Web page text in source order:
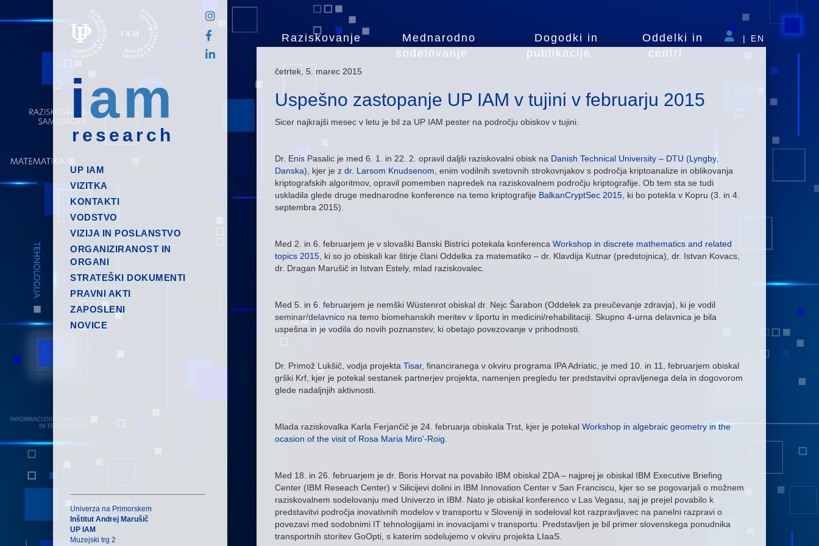
iam
research
Raziskovanje
Mednarodno
sodelovanje
Dogodki in
publikacije
Oddelki in
centri
| EN
UP IAM
VIZITKA
KONTAKTI
VODSTVO
VIZIJA IN POSLANSTVO
ORGANIZIRANOST IN
ORGANI
STRATEŠKI DOKUMENTI
PRAVNI AKTI
ZAPOSLENI
NOVICE
četrtek, 5. marec 2015
Uspešno zastopanje UP IAM v tujini v februarju 2015
Sicer najkrajši mesec v letu je bil za UP IAM pester na področju obiskov v tujini.
Dr. Enis Pasalic je med 6. 1. in 22. 2. opravil daljši raziskovalni obisk na Danish Technical University – DTU (Lyngby,
Danska) , kjer je z dr. Larsom Knudsenom , enim vodilnih svetovnih strokovnjakov s področja kriptoanalize in oblikovanja
kriptografskih algoritmov, opravil pomemben napredek na raziskovalnem področju kriptografije. Ob tem sta se tudi
uskladila glede druge mednarodne konference na temo kriptografije BalkanCryptSec 2015 , ki bo potekla v Kopru (3. in 4.
septembra 2015).
Med 2. in 6. februarjem je v slovaški Banski Bistrici potekala konferenca Workshop in discrete mathematics and related
topics 2015 , ki so jo obiskali kar štirje člani Oddelka za matematiko – dr. Klavdija Kutnar (predstojnica), dr. Istvan Kovacs,
dr. Dragan Marušič in Istvan Estely, mlad raziskovalec.
Med 5. in 6. februarjem je nemški Wüstenrot obiskal dr. Nejc Šarabon (Oddelek za preučevanje zdravja), ki je vodil
seminar/delavnico na temo biomehanskih meritev v športu in medicini/rehabilitaciji. Skupno 4-urna delavnica je bila
uspešna in je vodila do novih poznanstev, ki obetajo povezovanje v prihodnosti.
Dr. Primož Lukšič, vodja projekta Tisar, financiranega v okviru programa IPA Adriatic, je med 10. in 11, februarjem obiskal
grški Krf, kjer je potekal sestanek partnerjev projekta, namenjen pregledu ter predstavitvi opravljenega dela in dogovorom
glede nadaljnjih aktivnosti.
Mlada raziskovalka Karla Ferjančič je 24. februarja obiskala Trst, kjer je potekal Workshop in algebraic geometry in the
ocasion of the visit of Rosa Maria Miro'-Roig
Med 18. in 26. februarjem je dr. Boris Horvat na povabilo IBM obiskal ZDA – najprej je obiskal IBM Executive Briefing
Center (IBM Reseach Center) v Silicijevi dolini in IBM Innovation Center v San Franciscu, kjer so se pogovarjali o možnem
raziskovalnem sodelovanju med Univerzo in IBM. Nato je obiskal konferenco v Las Vegasu, saj je prejel povabilo k
predstavitvi področja inovativnih modelov v transportu v Sloveniji in sodeloval kot razpravljavec na panelni razpravi o
povezavi med sodobnimi IT tehnologijami in inovacijami v transportu. Predstavljen je bil primer slovenskega ponudnika
transportnih storitev GoOpti, s katerim sodelujemo v okviru projekta LIaaS.
Univerza na Primorskem
Inštitut Andrej Marušič
UP IAM
Muzejski trg 2